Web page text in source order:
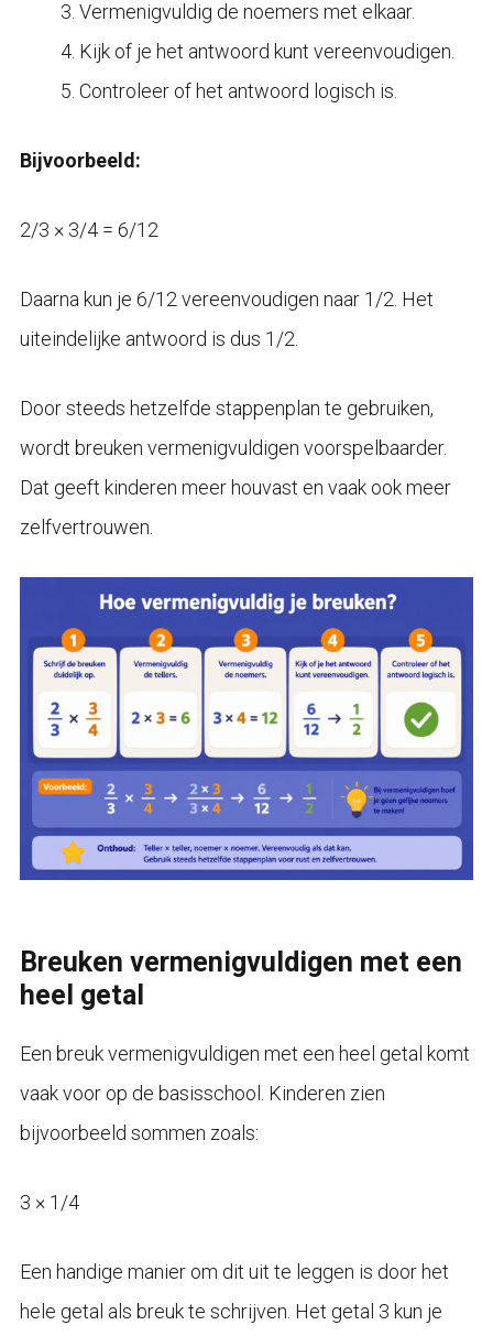
Vermenigvuldig de noemers met elkaar.
Kijk of je het antwoord kunt vereenvoudigen.
Controleer of het antwoord logisch is.
Bijvoorbeeld:
2/3 × 3/4 = 6/12
Daarna kun je 6/12 vereenvoudigen naar 1/2. Het
uiteindelijke antwoord is dus 1/2.
Door steeds hetzelfde stappenplan te gebruiken,
wordt breuken vermenigvuldigen voorspelbaarder.
Dat geeft kinderen meer houvast en vaak ook meer
zelfvertrouwen.
Breuken vermenigvuldigen met een
heel getal
Een breuk vermenigvuldigen met een heel getal komt
vaak voor op de basisschool. Kinderen zien
bijvoorbeeld sommen zoals:
3 × 1/4
Een handige manier om dit uit te leggen is door het
hele getal als breuk te schrijven. Het getal 3 kun je